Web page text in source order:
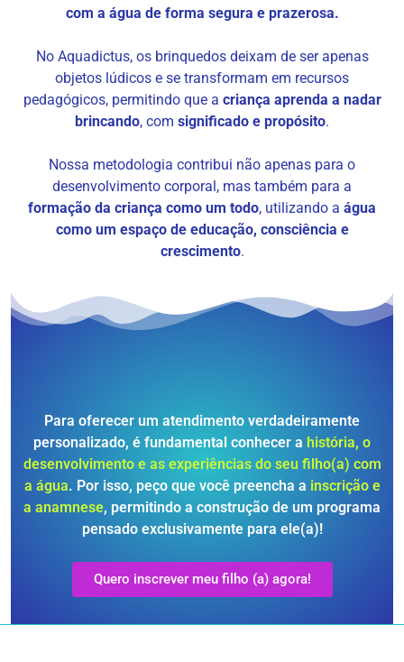
com a água de forma segura e prazerosa.
No Aquadictus, os brinquedos deixam de ser apenas
objetos lúdicos e se transformam em recursos
pedagógicos, permitindo que a criança aprenda a nadar
brincando, com significado e propósito.
Nossa metodologia contribui não apenas para o
desenvolvimento corporal, mas também para a
formação da criança como um todo, utilizando a água
como um espaço de educação, consciência e
crescimento.
Para oferecer um atendimento verdadeiramente
personalizado, é fundamental conhecer a história, o
desenvolvimento e as experiências do seu filho(a) com
a água. Por isso, peço que você preencha a inscrição e
a anamnese, permitindo a construção de um programa
pensado exclusivamente para ele(a)!
Quero inscrever meu filho (a) agora!